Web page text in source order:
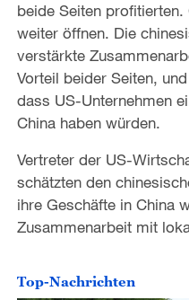
beide Seiten
weiter öffnen. Die
verstärkte
Vorteil beider Seiten,
dass US-Unternehmen
China haben würden.
Vertreter der US-
schätzten den
ihre Geschäfte in China
Zusammenarbeit mit
Top-Nachrichten